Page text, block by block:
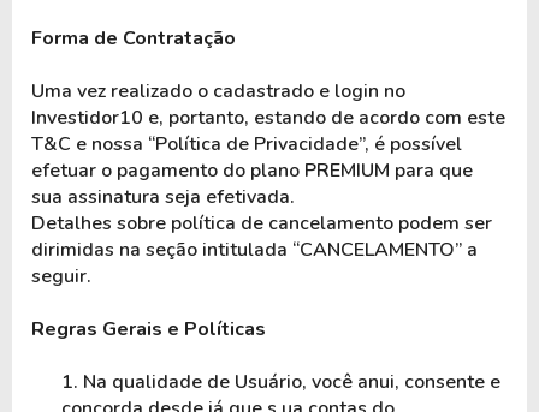
Forma de Contratação
Uma vez realizado o cadastrado e login no
Investidor10 e, portanto, estando de acordo com este
T&C e nossa “Política de Privacidade”, é possível
efetuar o pagamento do plano PREMIUM para que
sua assinatura seja efetivada.
Detalhes sobre política de cancelamento podem ser
dirimidas na seção intitulada “CANCELAMENTO” a
seguir.
Regras Gerais e Políticas
1. Na qualidade de Usuário, você anui, consente e